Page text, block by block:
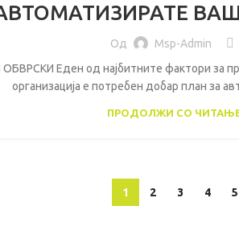
Од
Msp-Admin
Еден од најбитните фактори за
организација е потребен добар план за
ПРОДОЛЖИ СО
1 2 3 4 5